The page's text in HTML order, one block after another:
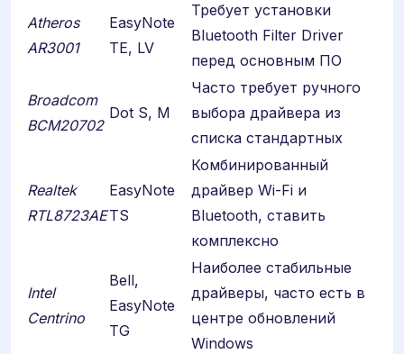
Atheros
AR3001
EasyNote
TE, LV
Требует установки
Bluetooth Filter Driver
перед основным ПО
Broadcom
BCM20702
Dot S, M
Часто требует ручного
выбора драйвера из
списка стандартных
Realtek
RTL8723AE
EasyNote
TS
Комбинированный
драйвер Wi-Fi и
Bluetooth, ставить
комплексно
Intel
Centrino
Bell,
EasyNote
TG
Наиболее стабильные
драйверы, часто есть в
центре обновлений
Windows